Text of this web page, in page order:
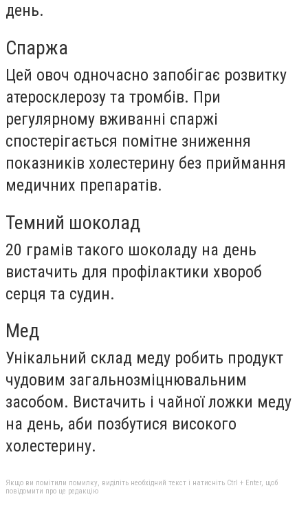
день.
Спаржа
Цей овоч одночасно запобігає розвитку
атеросклерозу та тромбів. При
регулярному вживанні спаржі
спостерігається помітне зниження
показників холестерину без приймання
медичних препаратів.
Темний шоколад
20 грамів такого шоколаду на день
вистачить для профілактики хвороб
серця та судин.
Мед
Унікальний склад меду робить продукт
чудовим загальнозміцнювальним
засобом. Вистачить і чайної ложки меду
на день, аби позбутися високого
холестерину.
Якщо ви помітили помилку, виділіть необхідний текст і натисніть Ctrl + Enter, щоб
повідомити про це редакцію